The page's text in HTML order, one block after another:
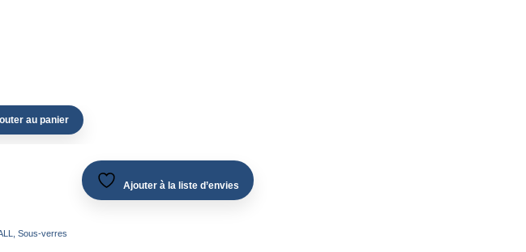
au panier
Ajouter à la liste d’envies
Sous-verres